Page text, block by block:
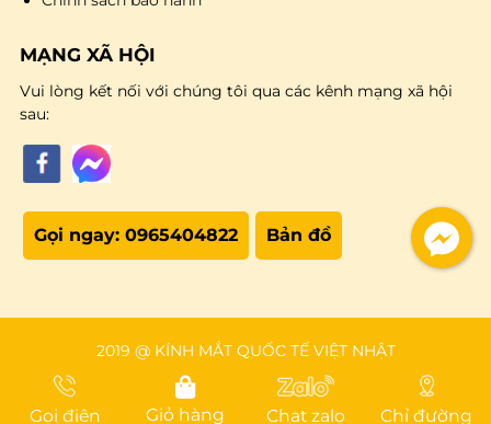
MẠNG XÃ HỘI
Vui lòng kết nối với chúng tôi qua các kênh mạng xã hội
sau:
Gọi ngay: 0965404822 Bản đồ
2019 @ KÍNH MẮT QUỐC TẾ VIỆT NHẬT
Gọi điện Giỏ hàng Chat zalo Chỉ đường